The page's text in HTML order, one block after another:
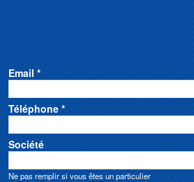
Email *
Téléphone *
Société
Ne pas remplir si vous êtes un particulier